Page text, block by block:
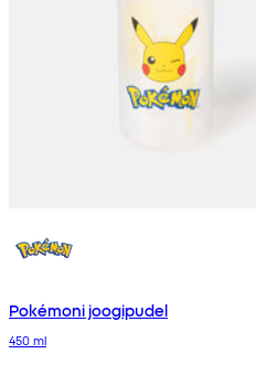
Pokémoni joogipudel
450 ml